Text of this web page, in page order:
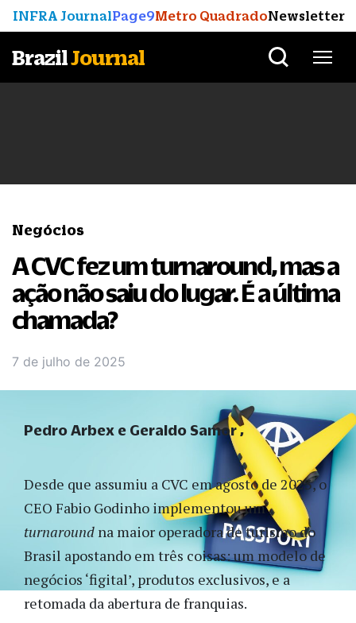
INFRA JournalPage9Metro QuadradoNewsletter
BrazilJournal
Negócios
A CVC fez um turnaround, mas a
ação não saiu do lugar. É a última
chamada?
7 de julho de 2025
Desde que assumiu a CVC em agosto de 2023, o
CEO Fabio Godinho implementou um
turnaround na maior operadora de turismo do
Brasil apostando em três coisas: um modelo de
negócios ‘figital’, produtos exclusivos, e a
retomada da abertura de franquias.
Pedro Arbex e Geraldo Samor